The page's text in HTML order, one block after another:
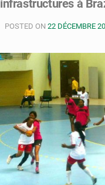
infrastructures à
POSTED ON 22 DÉCEMBRE